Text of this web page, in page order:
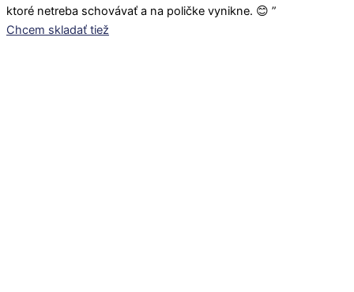
ktoré netreba schovávať a na poličke vynikne. 😊 ”
Chcem skladať tiež